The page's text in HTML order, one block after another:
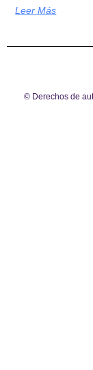
Leer Más
© Derechos de